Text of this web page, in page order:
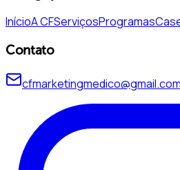
InícioA CFServiçosProgramas
Contato
cfmarketingmedico@gmail.com